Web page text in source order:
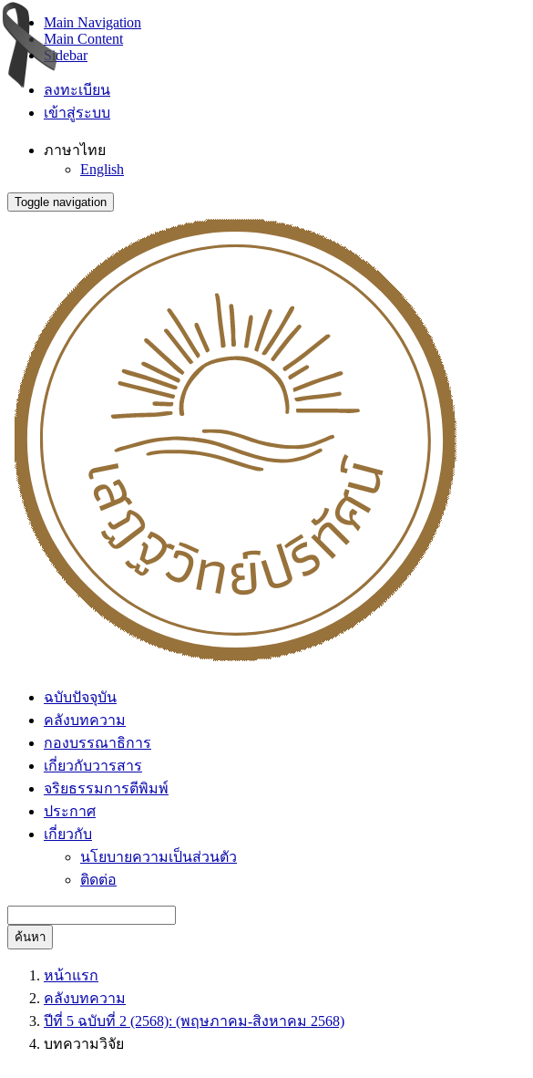
Main Navigation
Main Content
Sidebar
ลงทะเบียน
เข้าสู่ระบบ
ภาษาไทย
English
Toggle navigation
ฉบับปัจจุบัน
คลังบทความ
กองบรรณาธิการ
เกี่ยวกับวารสาร
จริยธรรมการตีพิมพ์
ประกาศ
เกี่ยวกับ
นโยบายความเป็นส่วนตัว
ติดต่อ
ค้นหา
หน้าแรก
คลังบทความ
ปีที่ 5 ฉบับที่ 2 (2568): (พฤษภาคม-สิงหาคม 2568)
บทความวิจัย